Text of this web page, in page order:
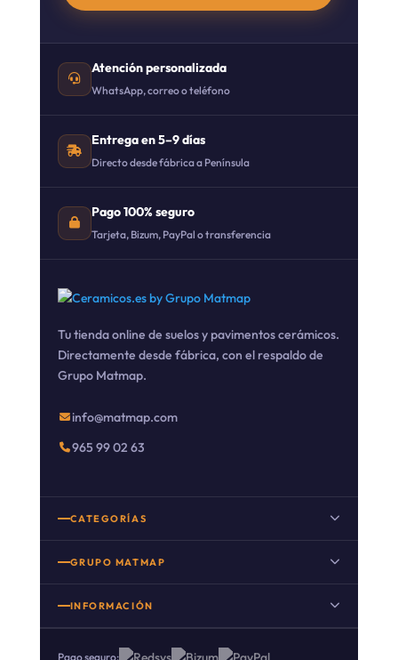
Atención personalizada
WhatsApp, correo o teléfono
Entrega en 5–9 días
Directo desde fábrica a Península
Pago 100% seguro
Tarjeta, Bizum, PayPal o transferencia
Tu tienda online de suelos y pavimentos cerámicos.
Directamente desde fábrica, con el respaldo de
Grupo Matmap.
info@matmap.com
965 99 02 63
CATEGORÍAS
Suelo porcelánico imitación madera
Porcelanico imitacion piedra
GRUPO MATMAP
INFORMACIÓN
Pago seguro: